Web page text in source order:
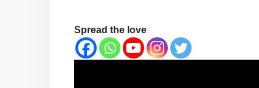
Spread the love